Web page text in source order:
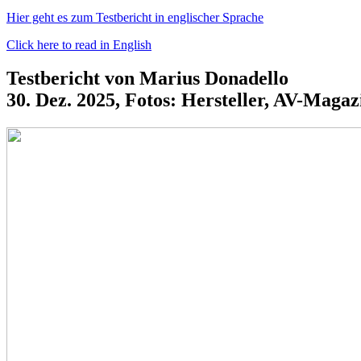
Hier geht es zum Testbericht in englischer Sprache
Click here to read in English
Testbericht von Marius Donadello
30. Dez. 2025, Fotos: Hersteller, AV-